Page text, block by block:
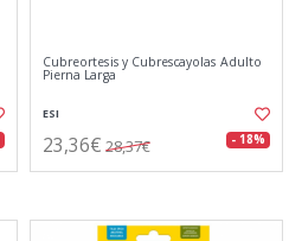
Cubreortesis y Cubrescayolas Adulto
Pierna Larga
ESI
23,36€ 28,37€ - 18%